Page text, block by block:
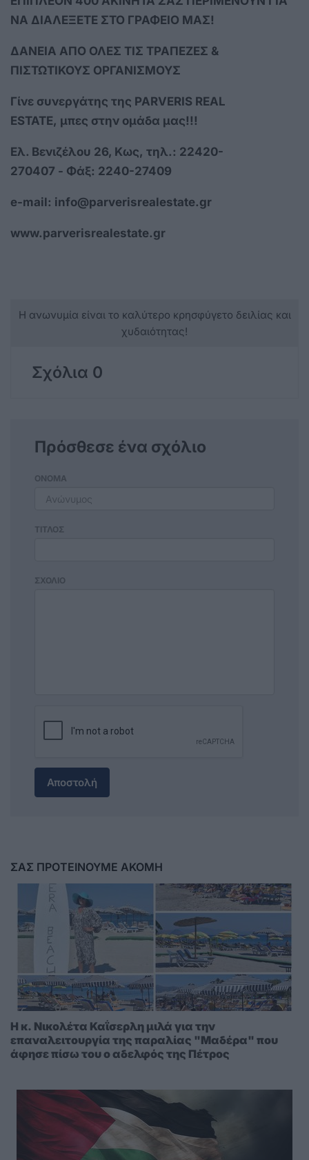
ΝΑ ΔΙΑΛΕΞΕΤΕ ΣΤΟ ΓΡΑΦΕΙΟ ΜΑΣ!
ΔΑΝΕΙΑ ΑΠΟ ΟΛΕΣ ΤΙΣ ΤΡΑΠΕΖΕΣ &
ΠΙΣΤΩΤΙΚΟΥΣ ΟΡΓΑΝΙΣΜΟΥΣ
Γίνε συνεργάτης της PARVERIS REAL
ESTATE, μπες στην ομάδα μας!!!
Ελ. Βενιζέλου 26, Κως, τηλ.: 22420-
270407 - Φάξ: 2240-27409
e-mail: info@parverisrealestate.gr
www.parverisrealestate.gr
Η ανωνυμία είναι το καλύτερο κρησφύγετο δειλίας και
χυδαιότητας!
Σχόλια 0
Πρόσθεσε ένα σχόλιο
ΟΝΟΜΑ
ΤΙΤΛΟΣ
ΣΧΟΛΙΟ
Αποστολή
ΣΑΣ ΠΡΟΤΕΙΝΟΥΜΕ ΑΚΟΜΗ
Η κ. Νικολέτα Καΐσερλη μιλά για την
επαναλειτουργία της παραλίας "Μαδέρα" που
άφησε πίσω του ο αδελφός της Πέτρος